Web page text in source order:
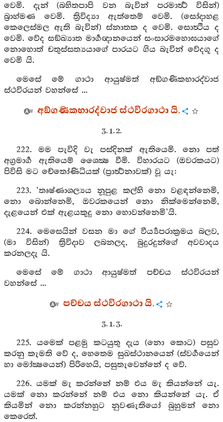
වෙමි. දැන් (බහිතපාපි වන බැවින් පරමාර්‍ත්‍ථ විසින්)
බ්‍රාහ්මණ වෙමි. ත්‍රිවිද්‍යා ඇත්තෙම් වෙමි. (සෝදාහළ
කෙලෙස්මල ඇති බැවින්) ස්නාතක ද වෙමි. සොත්‍ථිය ද
වෙමි. වේද සඞ්ඛ්‍යාත මාර්‍ගඥානයෙන් සංසාරමහොඝයාගේ
නොහොත් චතුස්සත්‍යයාගේ පාරයට ගිය බැවින් වේදගූ ද
වෙමි යි.
මෙසේ මේ ගාථා ආයුෂ්මත් අඞ්ගණිකභාරද්වාජ
ස්ථවිරයන් වහන්සේ ...
අඞ්ගණිකභාරද්වාජ ස්ථවිරගාථා යි.
3. 1. 2.
222. මම පැවිදි වැ පස්දිනක් ඇතියෙමි. නො පත්
අග්‍රමාර්‍ග ඇතියෙම් ශෛක්‍ෂ වීමි. විහාරයට (ඔවරකයට)
පිවිසි මට චේතෝණිධියක් (ප්‍රාර්‍ත්‍ථනාවක්) වූ යැ:
223. ‘තෘෂ්ණාශල්‍යය නූපුළ කල්හි නො වළඳන්නෙමි,
නො බොන්නෙමි, ඔවරකයෙන් නො නික්මෙන්නෙමි,
දැළයෙන් එක් ඇළයකුදු නො හොවන්නෙමි’යි.
224. මෙසෙයින් වසන මා ගේ වීර්‍ය්‍යපරාක්‍රමය බලව,
(මා විසින්) ත්‍රිවිදාව ලබනලද, බුදුරදුන්ගේ අවවාදය
කරනලදැ යි.
මෙසේ මේ ගාථා ආයුෂ්මත් පච්චය ස්ථවිරයන්
වහන්සේ ...
පච්චය ස්ථවිරගාථා යි.
3. 1. 3.
225. යමෙක් පළමු කටයුතු දැය (නො කොට) පසුව
කරනු කැමති වේ ද, හෙතෙම සුඛස්ථානයෙන් (ස්වර්‍ගයෙන්
හා මෝක්‍ෂයෙන්) පිරිහෙයි, පසුතැවෙන්නේ ද වේ.
226. යමක් මැ කරන්නේ නම් එය මැ කියන්නේ යැ.
යමක් නො කරන්නේ නම් එය නො කියන්නේ යැ. ඒ
කියමින් නො කරන්නහුට නුවණැතියෝ බුහුමන් නො
කෙරෙත්.